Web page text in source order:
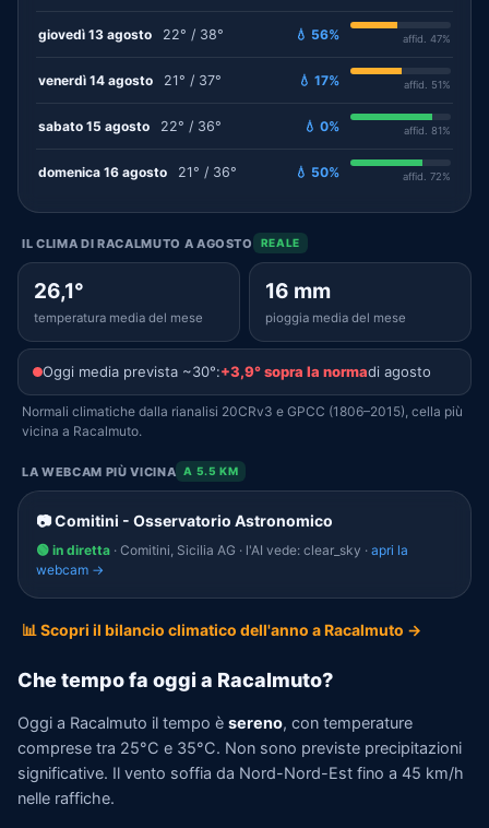
giovedì 13 agosto 22° / 38° 💧 56% affid. 47%
venerdì 14 agosto 21° / 37° 💧 17% affid. 51%
sabato 15 agosto 22° / 36° 💧 0% affid. 81%
domenica 16 agosto 21° / 36° 💧 50% affid. 72%
IL CLIMA DI RACALMUTO A AGOSTO REALE
26,1°
temperatura media del mese
16 mm
pioggia media del mese
Oggi media prevista ~30°:+3,9° sopra la normadi agosto
Normali climatiche dalla rianalisi 20CRv3 e GPCC (1806–2015), cella più
vicina a Racalmuto.
LA WEBCAM PIÙ VICINA A 5.5 KM
📷 Comitini - Osservatorio Astronomico
🟢 in diretta · Comitini, Sicilia AG · l'AI vede: clear_sky · apri la
webcam →
📊 Scopri il bilancio climatico dell'anno a Racalmuto →
Che tempo fa oggi a Racalmuto?
Oggi a Racalmuto il tempo è sereno, con temperature
comprese tra 25°C e 35°C. Non sono previste precipitazioni
significative. Il vento soffia da Nord-Nord-Est fino a 45 km/h
nelle raffiche.